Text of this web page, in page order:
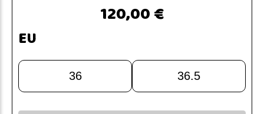
120,00 €
EU
36 36.5